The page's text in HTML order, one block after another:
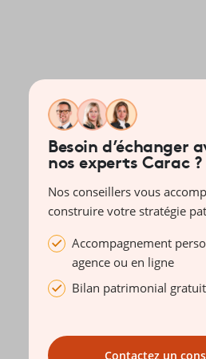
Besoin d’échanger
nos experts Carac ?
Nos conseillers vous
construire votre stratégie
Accompagnement
agence ou en ligne
Bilan patrimonial gratuit
Contactez un